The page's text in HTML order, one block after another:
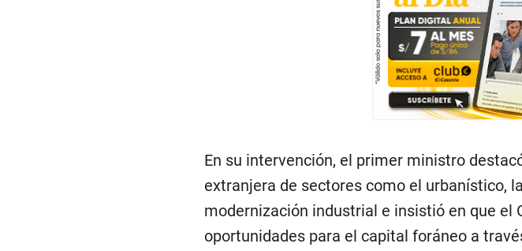
En su intervención, el primer ministro
extranjera de sectores como el urbanístico,
modernización industrial e insistió en que el
oportunidades para el capital foráneo a